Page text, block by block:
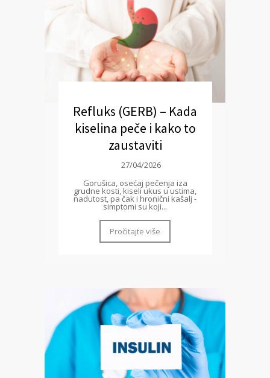
Refluks (GERB) – Kada
kiselina peče i kako to
zaustaviti
27/04/2026
Gorušica, osećaj pečenja iza
grudne kosti, kiseli ukus u ustima,
nadutost, pa čak i hronični kašalj -
simptomi su koji...
Pročitajte više